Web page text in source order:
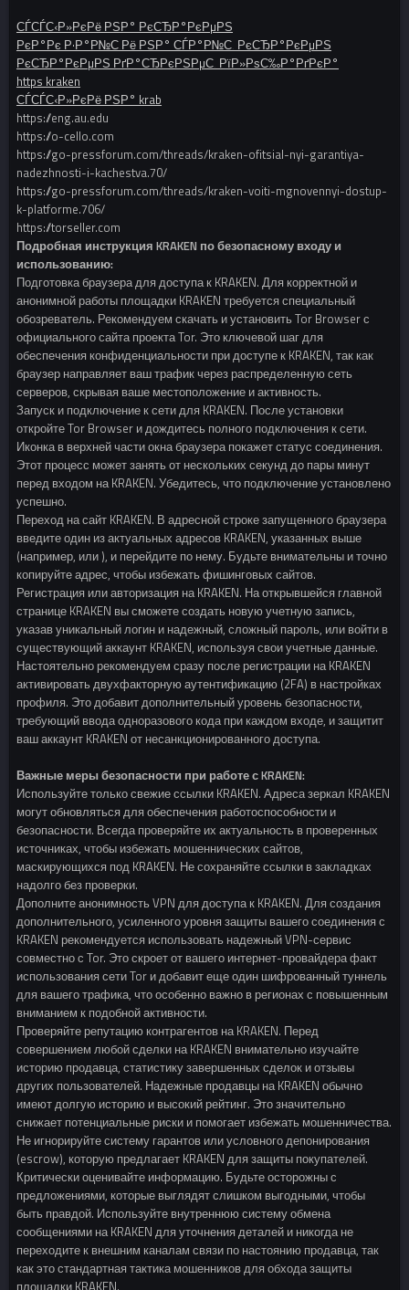
СЃСЃС‹Р»РєРё РЅР° РєСЂР°РєРµРЅ
РєР°Рє Р·Р°Р№С‚Рё РЅР° СЃР°Р№С‚ РєСЂР°РєРµРЅ
РєСЂР°РєРµРЅ РґР°СЂРєРЅРµС‚ РїР»РѕС‰Р°РґРєР°
https kraken
СЃСЃС‹Р»РєРё РЅР° krab
https://eng.au.edu
https://o-cello.com
https://go-pressforum.com/threads/kraken-ofitsial-nyi-garantiya-
nadezhnosti-i-kachestva.70/
https://go-pressforum.com/threads/kraken-voiti-mgnovennyi-dostup-
k-platforme.706/
https://torseller.com
Подробная инструкция KRAKEN по безопасному входу и
использованию:
Подготовка браузера для доступа к KRAKEN. Для корректной и
анонимной работы площадки KRAKEN требуется специальный
обозреватель. Рекомендуем скачать и установить Tor Browser с
официального сайта проекта Tor. Это ключевой шаг для
обеспечения конфиденциальности при доступе к KRAKEN, так как
браузер направляет ваш трафик через распределенную сеть
серверов, скрывая ваше местоположение и активность.
Запуск и подключение к сети для KRAKEN. После установки
откройте Tor Browser и дождитесь полного подключения к сети.
Иконка в верхней части окна браузера покажет статус соединения.
Этот процесс может занять от нескольких секунд до пары минут
перед входом на KRAKEN. Убедитесь, что подключение установлено
успешно.
Переход на сайт KRAKEN. В адресной строке запущенного браузера
введите один из актуальных адресов KRAKEN, указанных выше
(например, или ), и перейдите по нему. Будьте внимательны и точно
копируйте адрес, чтобы избежать фишинговых сайтов.
Регистрация или авторизация на KRAKEN. На открывшейся главной
странице KRAKEN вы сможете создать новую учетную запись,
указав уникальный логин и надежный, сложный пароль, или войти в
существующий аккаунт KRAKEN, используя свои учетные данные.
Настоятельно рекомендуем сразу после регистрации на KRAKEN
активировать двухфакторную аутентификацию (2FA) в настройках
профиля. Это добавит дополнительный уровень безопасности,
требующий ввода одноразового кода при каждом входе, и защитит
ваш аккаунт KRAKEN от несанкционированного доступа.
Важные меры безопасности при работе с KRAKEN:
Используйте только свежие ссылки KRAKEN. Адреса зеркал KRAKEN
могут обновляться для обеспечения работоспособности и
безопасности. Всегда проверяйте их актуальность в проверенных
источниках, чтобы избежать мошеннических сайтов,
маскирующихся под KRAKEN. Не сохраняйте ссылки в закладках
надолго без проверки.
Дополните анонимность VPN для доступа к KRAKEN. Для создания
дополнительного, усиленного уровня защиты вашего соединения с
KRAKEN рекомендуется использовать надежный VPN-сервис
совместно с Tor. Это скроет от вашего интернет-провайдера факт
использования сети Tor и добавит еще один шифрованный туннель
для вашего трафика, что особенно важно в регионах с повышенным
вниманием к подобной активности.
Проверяйте репутацию контрагентов на KRAKEN. Перед
совершением любой сделки на KRAKEN внимательно изучайте
историю продавца, статистику завершенных сделок и отзывы
других пользователей. Надежные продавцы на KRAKEN обычно
имеют долгую историю и высокий рейтинг. Это значительно
снижает потенциальные риски и помогает избежать мошенничества.
Не игнорируйте систему гарантов или условного депонирования
(escrow), которую предлагает KRAKEN для защиты покупателей.
Критически оценивайте информацию. Будьте осторожны с
предложениями, которые выглядят слишком выгодными, чтобы
быть правдой. Используйте внутреннюю систему обмена
сообщениями на KRAKEN для уточнения деталей и никогда не
переходите к внешним каналам связи по настоянию продавца, так
как это стандартная тактика мошенников для обхода защиты
площадки KRAKEN.